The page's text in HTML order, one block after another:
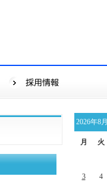
2026年8月
月 火
3 4